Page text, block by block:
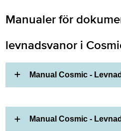
Manualer för
levnadsvanor i
Manual
Manual Cosmic -